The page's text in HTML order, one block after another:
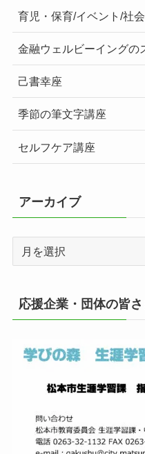
育児・保育/イベント/社
金融ウェルビーイングの
己書幸座
季節の筆文字講座
セルフケア講座
アーカイブ
イ
ブ
応援企業・団体の皆さ